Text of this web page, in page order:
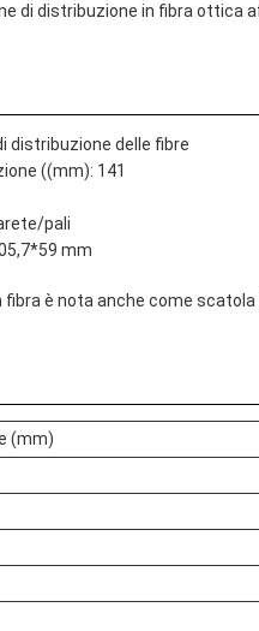
di distribuzione in fibra ottica
distribuzione delle fibre
((mm): 141
pali
mm
è nota anche come
(mm)